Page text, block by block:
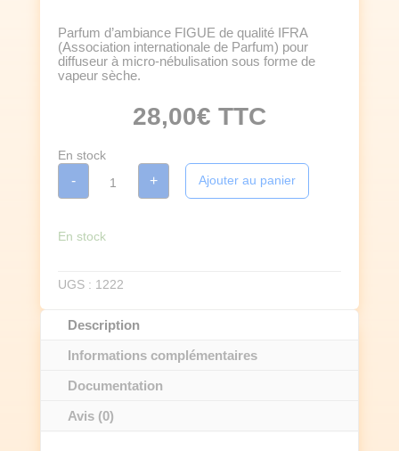
Parfum d’ambiance FIGUE de qualité IFRA
(Association internationale de Parfum) pour
diffuseur à micro-nébulisation sous forme de
vapeur sèche.
28,00€ TTC
En stock
-
PARFUM
pour
2
15ml
+ Ajouter au panier
En stock
UGS : 1222
Description
Informations complémentaires
Documentation
Avis (0)